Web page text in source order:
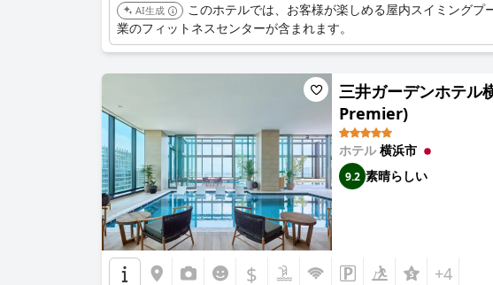
AI生成
このホテルでは、お客様が楽しめる屋内スイミング
業のフィットネスセンターが含まれます。
三井ガーデンホテ
Premier)
ホテル横浜市
9.2 素晴らしい
$ +4